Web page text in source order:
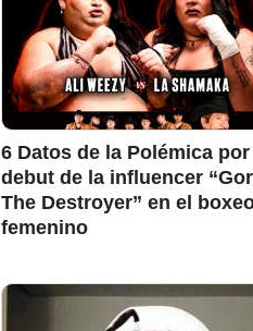
6 Datos de la Polémica por
debut de la influencer
The Destroyer” en el
femenino